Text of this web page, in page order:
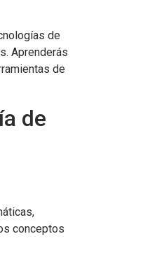
de
Aprenderás
de
de
conceptos